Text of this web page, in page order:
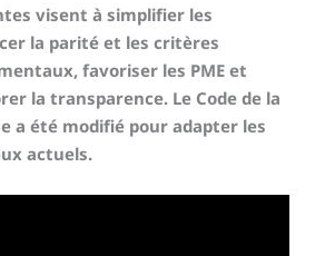
visent à simplifier les
la parité et les critères
favoriser les PME et
la transparence. Le Code de la
a été modifié pour adapter les
actuels.